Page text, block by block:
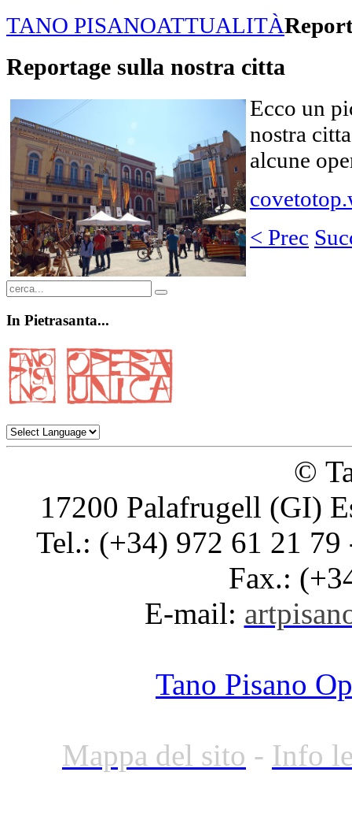
TANO PISANOATTUALITÀ
Reportage sulla nostra citta
Ecco un
nostra
alcune
< Prec
In Pietrasanta...
©
17200 Palafrugell (GI)
Tel.: (+34) 972 61 21
Fax.:
E-mail:
Tano Pisano
Mappa del sito - Info